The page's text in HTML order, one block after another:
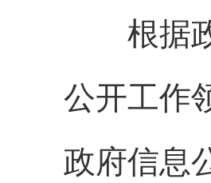
根据政
公开工作
政府信息